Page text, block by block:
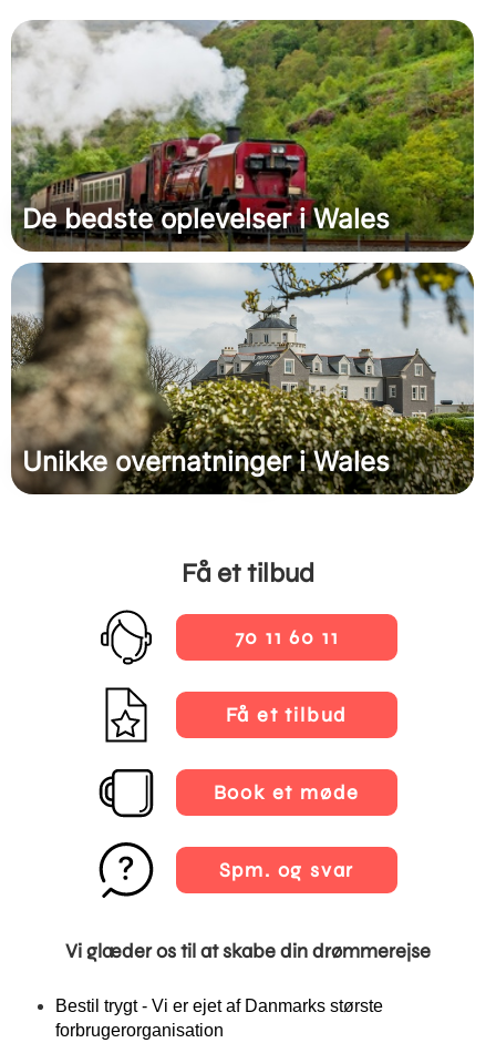
De bedste oplevelser i Wales
Unikke overnatninger i Wales
Få et tilbud
70 11 60 11
Få et tilbud
Book et møde
Spm. og svar
Vi glæder os til at skabe din drømmerejse
Bestil trygt - Vi er ejet af Danmarks største
forbrugerorganisation